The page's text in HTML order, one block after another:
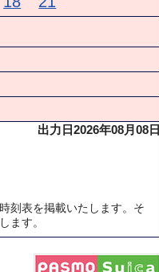
出力日2026年08月08日
刻表を掲載いたします。そ
ます。